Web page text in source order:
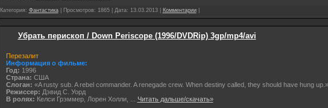
Категория: Фантастика| Просмотров: 1865 | Дата: 13.03.2013| Комментарии|
Убрать перископ / Down Periscope (1996/DVDRip) 3gp/mp4/avi
Перезалит
Информация о фильме:
Год: 1996
Cтрана: США
Слоган: «A rusty sub. A rebel commander. A renegade crew. When destiny called, they should have hung up.»
Режиссер: Дэвид С. Уорд
В ролях: Келси Грэммер, Лорен Холли, Читать дальше/скачать»